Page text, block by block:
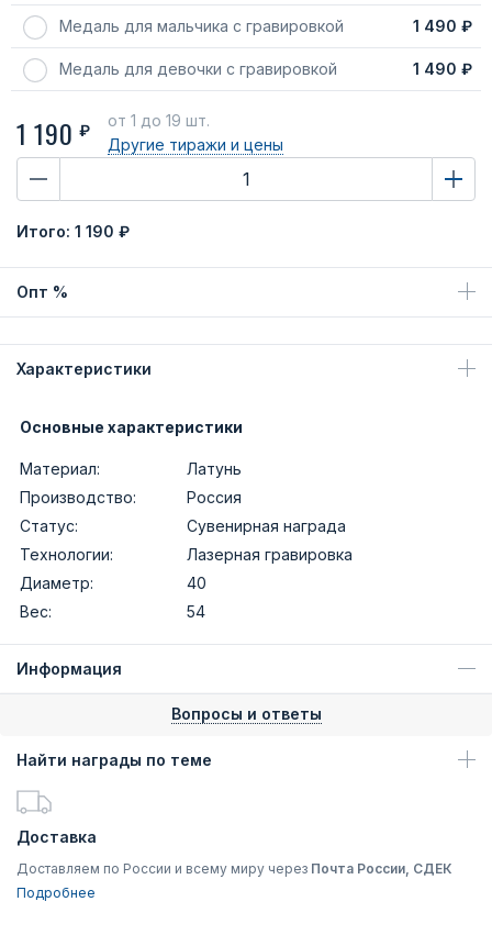
Медаль для мальчика с гравировкой 1 490 ₽
Медаль для девочки с гравировкой 1 490 ₽
1 190 ₽
от 1 до 19 шт.
Другие тиражи и цены
Итого: 1 190 ₽
Опт %
Характеристики
Основные характеристики
Материал:
Латунь
Производство:
Россия
Статус:
Сувенирная награда
Технологии:
Лазерная гравировка
Диаметр:
40
Вес:
54
Информация
Вопросы и ответы
Найти награды по теме
Доставка
Доставляем по России и всему миру через Почта России, СДЕК
Подробнее